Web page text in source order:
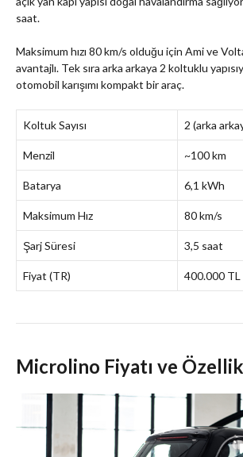
saat.
Maksimum hızı 80 km/s olduğu için Ami ve
avantajlı. Tek sıra arka arkaya 2 koltuklu
otomobil karışımı kompakt bir araç.
Koltuk Sayısı 2 (arka
Menzil ~100 km
Batarya 6,1 kWh
Maksimum Hız 80 km/s
Şarj Süresi 3,5 saat
Fiyat (TR) 400.000 TL
Microlino Fiyatı ve